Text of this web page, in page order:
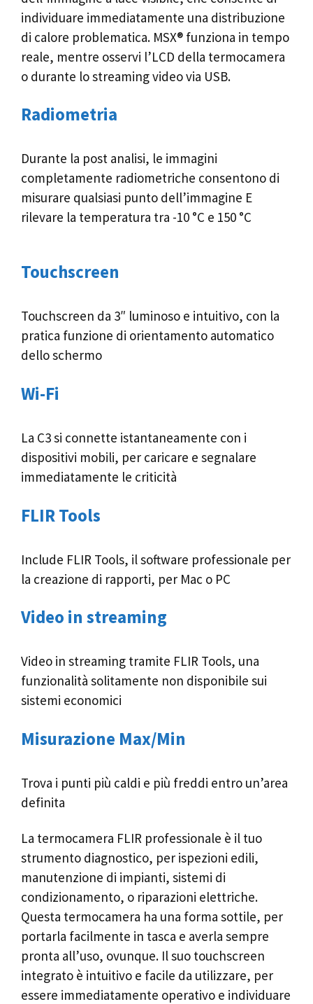
individuare immediatamente una distribuzione
di calore problematica. MSX® funziona in tempo
reale, mentre osservi l’LCD della termocamera
o durante lo streaming video via USB.
Radiometria
Durante la post analisi, le immagini
completamente radiometriche consentono di
misurare qualsiasi punto dell’immagine E
rilevare la temperatura tra -10 °C e 150 °C
Touchscreen
Touchscreen da 3″ luminoso e intuitivo, con la
pratica funzione di orientamento automatico
dello schermo
Wi-Fi
La C3 si connette istantaneamente con i
dispositivi mobili, per caricare e segnalare
immediatamente le criticità
FLIR Tools
Include FLIR Tools, il software professionale per
la creazione di rapporti, per Mac o PC
Video in streaming
Video in streaming tramite FLIR Tools, una
funzionalità solitamente non disponibile sui
sistemi economici
Misurazione Max/Min
Trova i punti più caldi e più freddi entro un’area
definita
La termocamera FLIR professionale è il tuo
strumento diagnostico, per ispezioni edili,
manutenzione di impianti, sistemi di
condizionamento, o riparazioni elettriche.
Questa termocamera ha una forma sottile, per
portarla facilmente in tasca e averla sempre
pronta all’uso, ovunque. Il suo touchscreen
integrato è intuitivo e facile da utilizzare, per
essere immediatamente operativo e individuare